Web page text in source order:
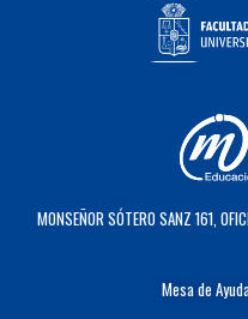
MONSEÑOR SÓTERO SANZ 161,
Mesa de